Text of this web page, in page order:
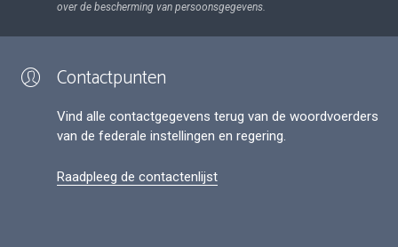
over de bescherming van persoonsgegevens.
Contactpunten
Vind alle contactgegevens terug van de woordvoerders
van de federale instellingen en regering.
Raadpleeg de contactenlijst